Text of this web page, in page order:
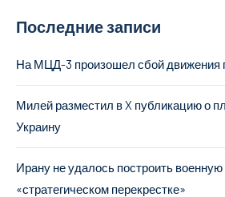
Последние записи
На МЦД-3 произошел сбой движения
Милей разместил в X публикацию о
Украину
Ирану не удалось построить военную
«стратегическом перекрестке»